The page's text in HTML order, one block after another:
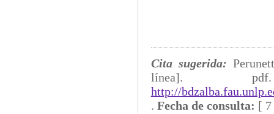
Cita sugerida:
http://
. Fecha de consulta: [